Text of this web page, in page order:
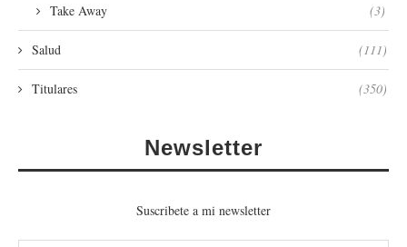
Take Away (3)
Salud (111)
Titulares (350)
Newsletter
Suscribete a mi newsletter